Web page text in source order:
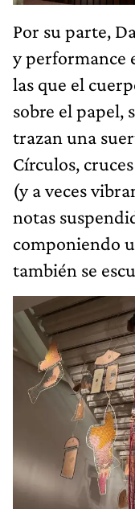
Por su parte,
y performance
las que el
sobre el papel,
trazan una
Círculos,
(y a veces
notas
componiendo
también se